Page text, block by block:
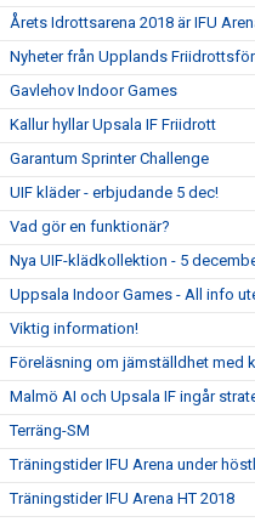
Årets Idrottsarena 2018 är IFU
Nyheter från Upplands
Gavlehov Indoor Games
Kallur hyllar Upsala IF Friidrott
Garantum Sprinter Challenge
UIF kläder - erbjudande 5 dec!
Vad gör en funktionär?
Nya UIF-klädkollektion - 5
Uppsala Indoor Games - All info
Viktig information!
Föreläsning om jämställdhet med
Malmö AI och Upsala IF ingår
Terräng-SM
Träningstider IFU Arena under
Träningstider IFU Arena HT 2018